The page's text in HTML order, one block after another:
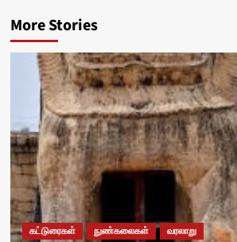
More Stories
கட்டுரைகள் நுண்கலைகள் வரலாறு